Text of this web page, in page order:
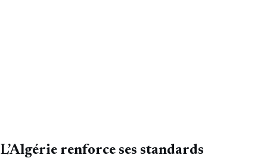
L’Algérie renforce ses standards